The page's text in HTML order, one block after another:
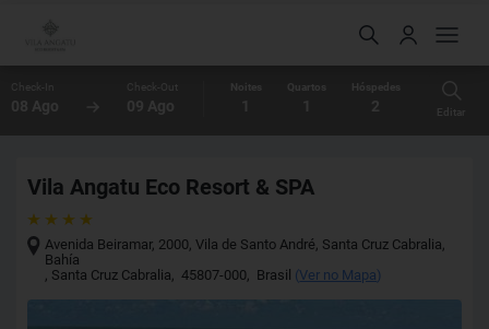
Check-In
08 Ago
Check-Out
09 Ago
Noites
1
Quartos
1
Hóspedes
2 Editar
Vila Angatu Eco Resort & SPA
Avenida Beiramar, 2000, Vila de Santo André, Santa Cruz Cabralia,
Bahía
, Santa Cruz Cabralia, 45807-000, Brasil (Ver no Mapa)